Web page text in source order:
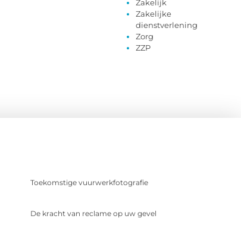
Zakelijk
Zakelijke
dienstverlening
Zorg
ZZP
Toekomstige vuurwerkfotografie
De kracht van reclame op uw gevel